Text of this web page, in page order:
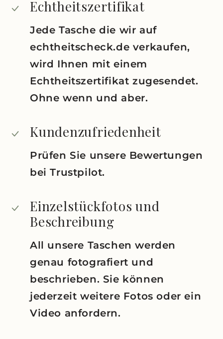
Echtheitszertifikat
Jede Tasche die wir auf
echtheitscheck.de verkaufen,
wird Ihnen mit einem
Echtheitszertifikat zugesendet.
Ohne wenn und aber.
Kundenzufriedenheit
Prüfen Sie unsere Bewertungen
bei Trustpilot.
Einzelstückfotos und
Beschreibung
All unsere Taschen werden
genau fotografiert und
beschrieben. Sie können
jederzeit weitere Fotos oder ein
Video anfordern.